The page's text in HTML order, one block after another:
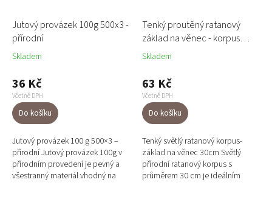
Jutový provázek 100g 500x3 -
přírodní
Skladem
36 Kč
Včetně DPH
Do košíku
Jutový provázek 100 g 500×3 –
přírodní Jutový provázek 100g v
přírodním provedení je pevný a
všestranný materiál vhodný na
Tenký proutěný ratanový
základ na věnec - korpus
30cm
Skladem
63 Kč
Včetně DPH
Do košíku
Tenký světlý ratanový korpus-
základ na věnec 30cm Světlý
přírodní ratanový korpus s
průměrem 30 cm je ideálním